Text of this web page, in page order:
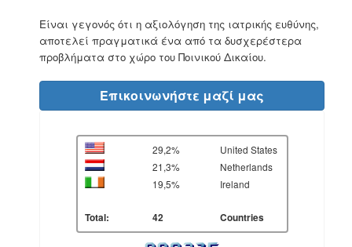
Είναι γεγονός ότι η αξιολόγηση της ιατρικής ευθύνης,
αποτελεί πραγματικά ένα από τα δυσχερέστερα
προβλήματα στο χώρο του Ποινικού Δικαίου.
Επικοινωνήστε μαζί μας
29,2%
United States
21,3%
Netherlands
19,5%
Ireland
Total: 42 Countries